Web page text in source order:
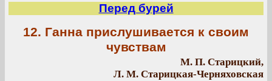
Перед бурей
12. Ганна прислушивается к своим
чувствам
М. П. Старицкий,
Л. М. Старицкая-Черняховская